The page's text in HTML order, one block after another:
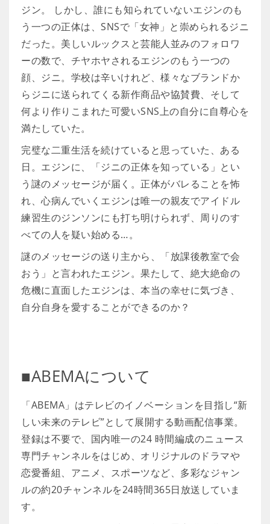
ジン。 しかし、誰にも知られていないエジンのも
う一つの正体は、SNSで「女神」と崇められるジニ
だった。美しいルックスと芸能人並みのフォロワ
ーの数で、チヤホヤされるエジンのもう一つの
顔、ジニ。学校は辛いけれど、様々なブランドか
らジニに送られてくる新作商品や協賛費、そして
何より作りこまれた可愛いSNS上の自分に自尊心を
満たしていた。
完璧な二重生活を続けていると思っていた、ある
日。エジンに、「ジニの正体を知っている」とい
う謎のメッセージが届く。正体がバレることを怖
れ、心病んでいくエジンは唯一の親友でアイドル
練習生のジンソンにも打ち明けられず、周りのす
べての人を疑い始める…。
謎のメッセージの送り主から、「放課後教室で会
おう」と言われたエジン。果たして、絶大絶命の
危機に直面したエジンは、本当の幸せに気づき、
自分自身を愛することができるのか？
■ABEMAについて
「ABEMA」はテレビのイノベーションを目指し“新
しい未来のテレビ”として展開する動画配信事業。
登録は不要で、国内唯一の24 時間編成のニュース
専門チャンネルをはじめ、オリジナルのドラマや
恋愛番組、アニメ、スポーツなど、多彩なジャン
ルの約20チャンネルを24時間365日放送していま
す。